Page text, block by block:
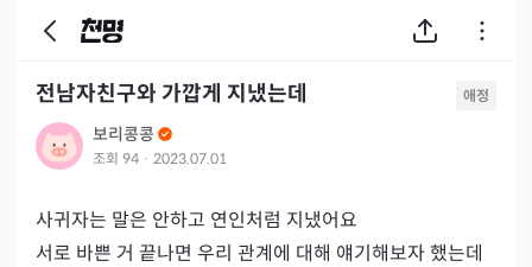
전남자친구와 가깝게 지냈는데 애정
보리콩콩
조회 94 · 2023.07.01
사귀자는 말은 안하고 연인처럼 지냈어요
서로 바쁜 거 끝나면 우리 관계에 대해 얘기해보자 했는데